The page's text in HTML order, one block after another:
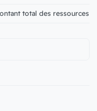
total des ressources